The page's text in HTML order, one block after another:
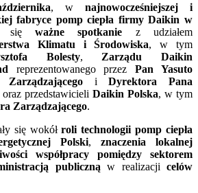
, w najnowocześniejszej i
fabryce pomp ciepła firmy Daikin w
się ważne spotkanie z udziałem
Klimatu i Środowiska, w tym
Bolesty, Zarządu Daikin
reprezentowanego przezPan Yasuto
iDyrektora Pana
oraz przedstawicieli Daikin Polska, w tym
Zarządzającego.
się wokółroli technologii pomp ciepła
Polski, znaczenia lokalnej
współpracy pomiędzy sektorem
publiczną w realizacji celów